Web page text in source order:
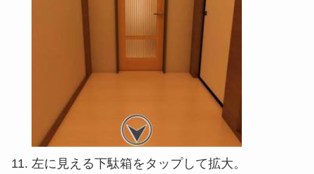
左に見える下駄箱をタップして拡大。